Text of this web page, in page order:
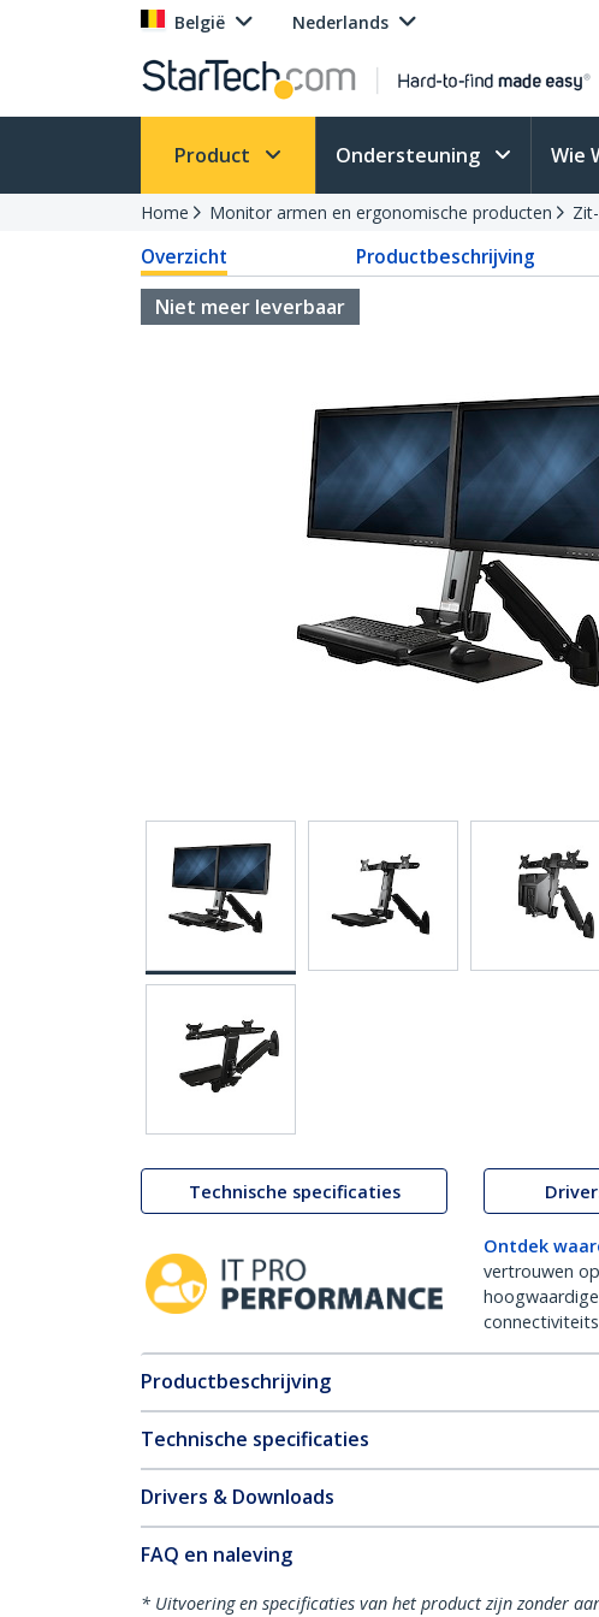
België Nederlands
Product Ondersteuning Wie
Home Monitor armen en ergonomische producten
Overzicht Productbeschrijving
Niet meer leverbaar
Technische specificaties
Ontdek
vertrouwen
hoogwaardige
Productbeschrijving
Technische specificaties
Drivers & Downloads
FAQ en naleving
* Uitvoering en specificaties van het product zijn zonder